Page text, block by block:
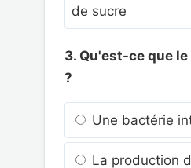
de sucre
3. Qu'est-ce que
?
Une bactérie
La production